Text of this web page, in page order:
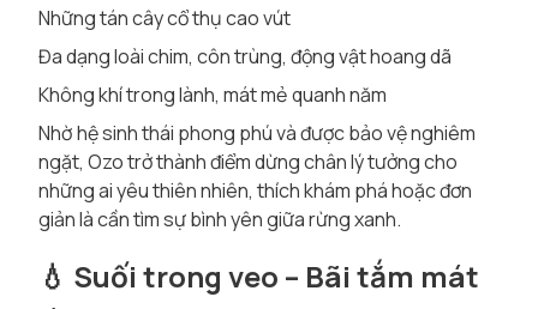
Những tán cây cổ thụ cao vút
Đa dạng loài chim, côn trùng, động vật hoang dã
Không khí trong lành, mát mẻ quanh năm
Nhờ hệ sinh thái phong phú và được bảo vệ nghiêm
ngặt, Ozo trở thành điểm dừng chân lý tưởng cho
những ai yêu thiên nhiên, thích khám phá hoặc đơn
giản là cần tìm sự bình yên giữa rừng xanh.
💧 Suối trong veo – Bãi tắm mát